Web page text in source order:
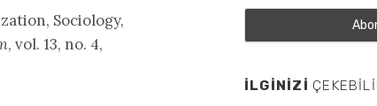
Sociology,
, vol. 13, no. 4,
İLGINIZI